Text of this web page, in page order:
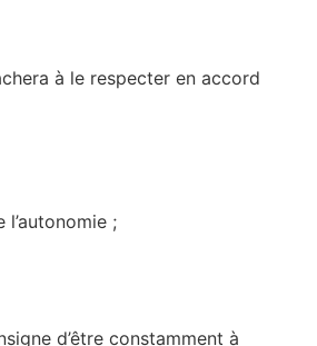
à le respecter en accord
l’autonomie ;
d’être constamment à